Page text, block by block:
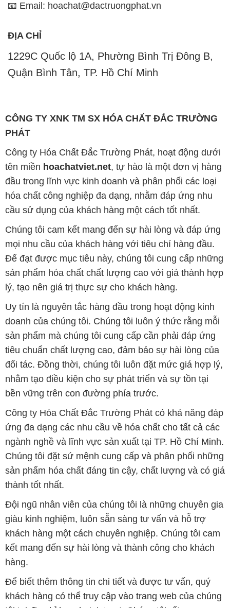
📧 Email: hoachat@dactruongphat.vn
ĐỊA CHỈ
1229C Quốc lộ 1A, Phường Bình Trị Đông B,
Quận Bình Tân, TP. Hồ Chí Minh
CÔNG TY XNK TM SX HÓA CHẤT ĐẮC TRƯỜNG
PHÁT
Công ty Hóa Chất Đắc Trường Phát, hoạt động dưới
tên miền hoachatviet.net, tự hào là một đơn vị hàng
đầu trong lĩnh vực kinh doanh và phân phối các loại
hóa chất công nghiệp đa dạng, nhằm đáp ứng nhu
cầu sử dụng của khách hàng một cách tốt nhất.
Chúng tôi cam kết mang đến sự hài lòng và đáp ứng
mọi nhu cầu của khách hàng với tiêu chí hàng đầu.
Để đạt được mục tiêu này, chúng tôi cung cấp những
sản phẩm hóa chất chất lượng cao với giá thành hợp
lý, tạo nên giá trị thực sự cho khách hàng.
Uy tín là nguyên tắc hàng đầu trong hoạt động kinh
doanh của chúng tôi. Chúng tôi luôn ý thức rằng mỗi
sản phẩm mà chúng tôi cung cấp cần phải đáp ứng
tiêu chuẩn chất lượng cao, đảm bảo sự hài lòng của
đối tác. Đồng thời, chúng tôi luôn đặt mức giá hợp lý,
nhằm tạo điều kiện cho sự phát triển và sự tồn tại
bền vững trên con đường phía trước.
Công ty Hóa Chất Đắc Trường Phát có khả năng đáp
ứng đa dạng các nhu cầu về hóa chất cho tất cả các
ngành nghề và lĩnh vực sản xuất tại TP. Hồ Chí Minh.
Chúng tôi đặt sứ mệnh cung cấp và phân phối những
sản phẩm hóa chất đáng tin cậy, chất lượng và có giá
thành tốt nhất.
Đội ngũ nhân viên của chúng tôi là những chuyên gia
giàu kinh nghiệm, luôn sẵn sàng tư vấn và hỗ trợ
khách hàng một cách chuyên nghiệp. Chúng tôi cam
kết mang đến sự hài lòng và thành công cho khách
hàng.
Để biết thêm thông tin chi tiết và được tư vấn, quý
khách hàng có thể truy cập vào trang web của chúng